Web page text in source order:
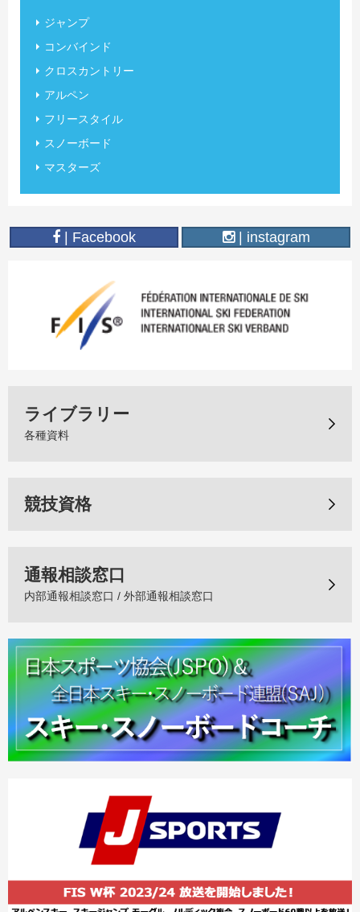
ジャンプ
コンバインド
クロスカントリー
アルペン
フリースタイル
スノーボード
マスターズ
| Facebook | instagram
ライブラリー
各種資料
競技資格
通報相談窓口
内部通報相談窓口 / 外部通報相談窓口